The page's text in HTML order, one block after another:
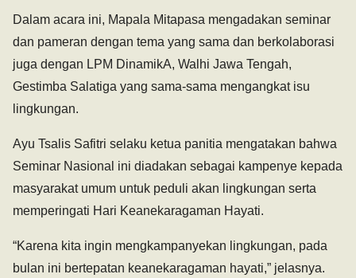
Dalam acara ini, Mapala Mitapasa mengadakan seminar
dan pameran dengan tema yang sama dan berkolaborasi
juga dengan LPM DinamikA, Walhi Jawa Tengah,
Gestimba Salatiga yang sama-sama mengangkat isu
lingkungan.
Ayu Tsalis Safitri selaku ketua panitia mengatakan bahwa
Seminar Nasional ini diadakan sebagai kampenye kepada
masyarakat umum untuk peduli akan lingkungan serta
memperingati Hari Keanekaragaman Hayati.
“Karena kita ingin mengkampanyekan lingkungan, pada
bulan ini bertepatan keanekaragaman hayati,” jelasnya.